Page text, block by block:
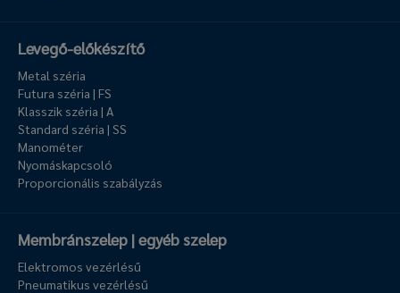
Levegő-előkészítő
Metal széria
Futura széria | FS
Klasszik széria | A
Standard széria | SS
Manométer
Nyomáskapcsoló
Proporcionális szabályzás
Membránszelep | egyéb szelep
Elektromos vezérlésű
Pneumatikus vezérlésű